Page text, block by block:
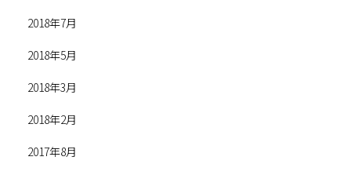
2018年7月
2018年5月
2018年3月
2018年2月
2017年8月